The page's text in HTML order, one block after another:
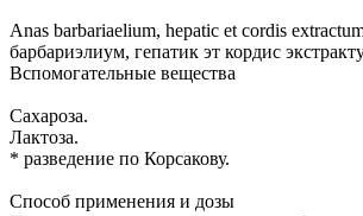
Anas barbariaelium, hepatic et cordis
барбариэлиум, гепатик эт кордис
Вспомогательные вещества
Сахароза.
Лактоза.
* разведение по Корсакову.
Способ применения и дозы